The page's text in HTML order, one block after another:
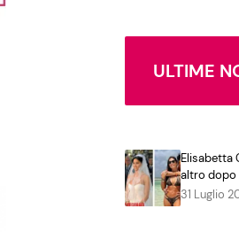
ULTIME
Elisabetta
altro dopo
31 Luglio